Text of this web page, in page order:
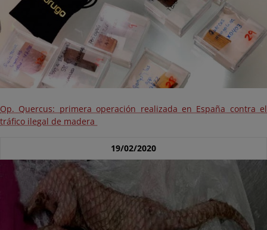
Op. Quercus: primera operación realizada en España contra el
tráfico ilegal de madera
19/02/2020